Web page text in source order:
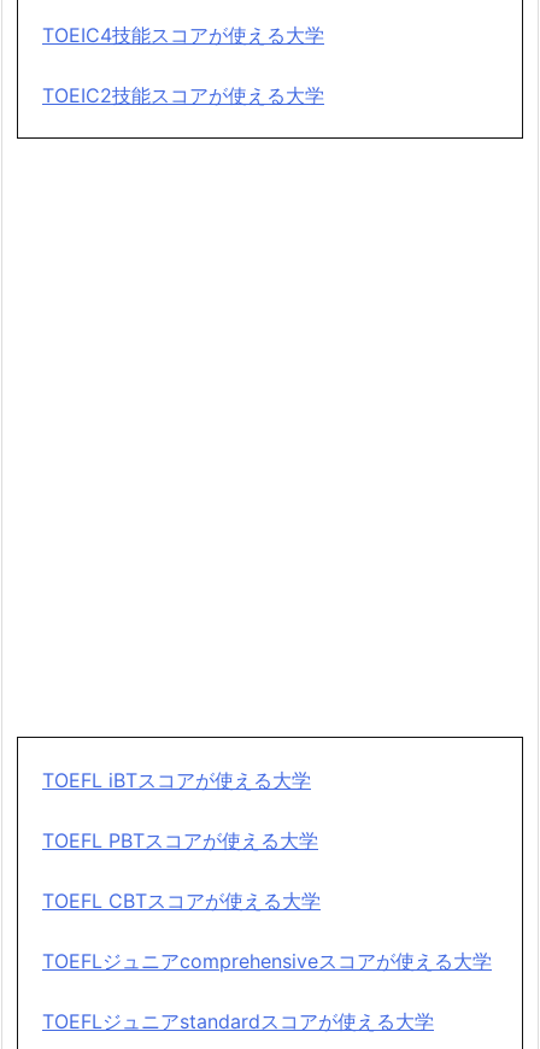
TOEIC4技能スコアが使える大学
TOEIC2技能スコアが使える大学
TOEFL iBTスコアが使える大学
TOEFL PBTスコアが使える大学
TOEFL CBTスコアが使える大学
TOEFLジュニアcomprehensiveスコアが使える大学
TOEFLジュニアstandardスコアが使える大学